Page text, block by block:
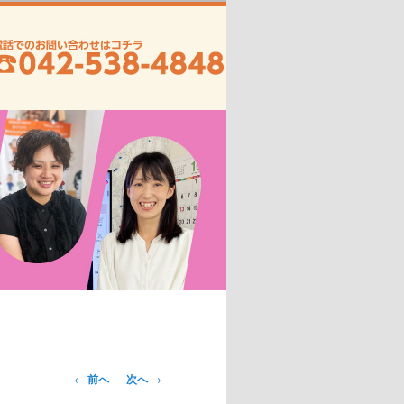
投
← 前へ 次へ→